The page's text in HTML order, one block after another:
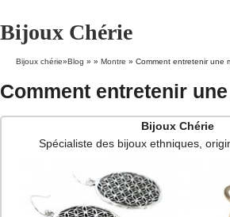
Bijoux Chérie
Bijoux chérie»Blog » » Montre » Comment entretenir une
Comment entretenir
Bijoux Chérie
Spécialiste des bijoux ethniques,